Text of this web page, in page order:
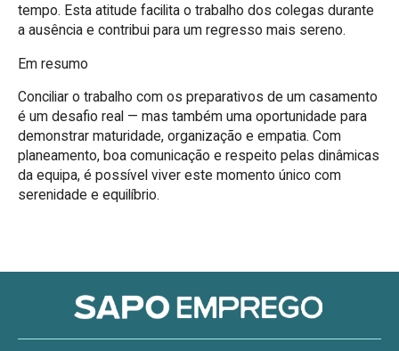
tempo. Esta atitude facilita o trabalho dos colegas durante
a ausência e contribui para um regresso mais sereno.
Em resumo
Conciliar o trabalho com os preparativos de um casamento
é um desafio real — mas também uma oportunidade para
demonstrar maturidade, organização e empatia. Com
planeamento, boa comunicação e respeito pelas dinâmicas
da equipa, é possível viver este momento único com
serenidade e equilíbrio.